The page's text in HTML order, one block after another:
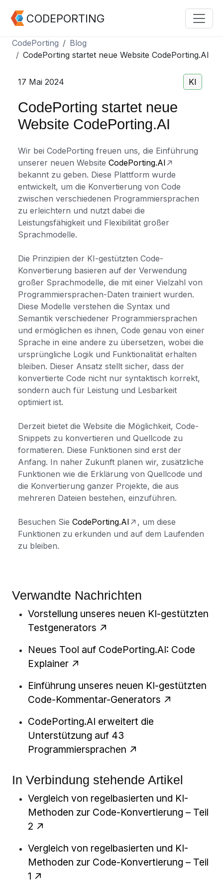
CODEPORTING
CodePorting
Blog
CodePorting startet neue Website CodePorting.AI
17 Mai 2024 KI
CodePorting startet neue
Website CodePorting.AI
Wir bei CodePorting freuen uns, die Einführung
unserer neuen Website CodePorting.AI
bekannt zu geben. Diese Plattform wurde
entwickelt, um die Konvertierung von Code
zwischen verschiedenen Programmiersprachen
zu erleichtern und nutzt dabei die
Leistungsfähigkeit und Flexibilität großer
Sprachmodelle.
Die Prinzipien der KI-gestützten Code-
Konvertierung basieren auf der Verwendung
großer Sprachmodelle, die mit einer Vielzahl von
Programmiersprachen-Daten trainiert wurden.
Diese Modelle verstehen die Syntax und
Semantik verschiedener Programmiersprachen
und ermöglichen es ihnen, Code genau von einer
Sprache in eine andere zu übersetzen, wobei die
ursprüngliche Logik und Funktionalität erhalten
bleiben. Dieser Ansatz stellt sicher, dass der
konvertierte Code nicht nur syntaktisch korrekt,
sondern auch für Leistung und Lesbarkeit
optimiert ist.
Derzeit bietet die Website die Möglichkeit, Code-
Snippets zu konvertieren und Quellcode zu
formatieren. Diese Funktionen sind erst der
Anfang. In naher Zukunft planen wir, zusätzliche
Funktionen wie die Erklärung von Quellcode und
die Konvertierung ganzer Projekte, die aus
mehreren Dateien bestehen, einzuführen.
Besuchen Sie CodePorting.AI
, um diese
Funktionen zu erkunden und auf dem Laufenden
zu bleiben.
Verwandte Nachrichten
Vorstellung unseres neuen KI-gestützten
Testgenerators
Neues Tool auf CodePorting.AI: Code
Explainer
Einführung unseres neuen KI-gestützten
Code-Kommentar-Generators
CodePorting.AI erweitert die
Unterstützung auf 43
Programmiersprachen
In Verbindung stehende Artikel
Vergleich von regelbasierten und KI-
Methoden zur Code-Konvertierung – Teil
2
Vergleich von regelbasierten und KI-
Methoden zur Code-Konvertierung – Teil
1